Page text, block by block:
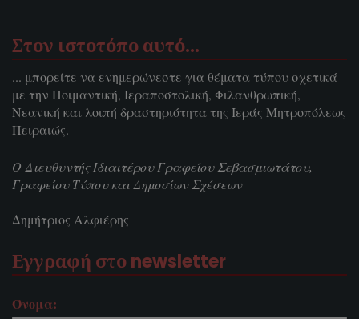
Στον ιστοτόπο αυτό…
... μπορείτε να ενημερώνεστε για θέματα τύπου σχετικά
με την Ποιμαντική, Ιεραποστολική, Φιλανθρωπική,
Νεανική και λοιπή δραστηριότητα της Ιεράς Μητροπόλεως
Πειραιώς.
Ο Διευθυντής Ιδιαιτέρου Γραφείου Σεβασμιωτάτου,
Γραφείου Τύπου και Δημοσίων Σχέσεων
Δημήτριος Αλφιέρης
Εγγραφή στο newsletter
Όνομα: